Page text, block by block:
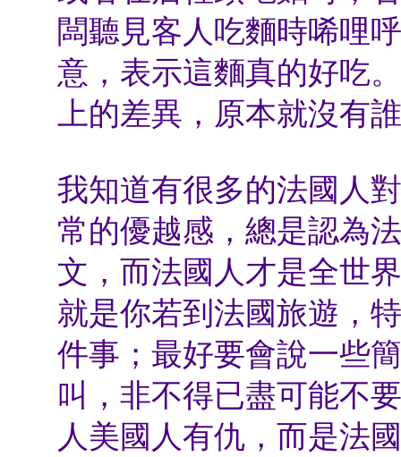
闆聽見客人吃麵時唏哩
意，表示這麵真的好吃
上的差異，原本就沒有
我知道有很多的法國人
常的優越感，總是認為
文，而法國人才是全世
就是你若到法國旅遊，
件事；最好要會說一些
叫，非不得已盡可能不
人美國人有仇，而是法